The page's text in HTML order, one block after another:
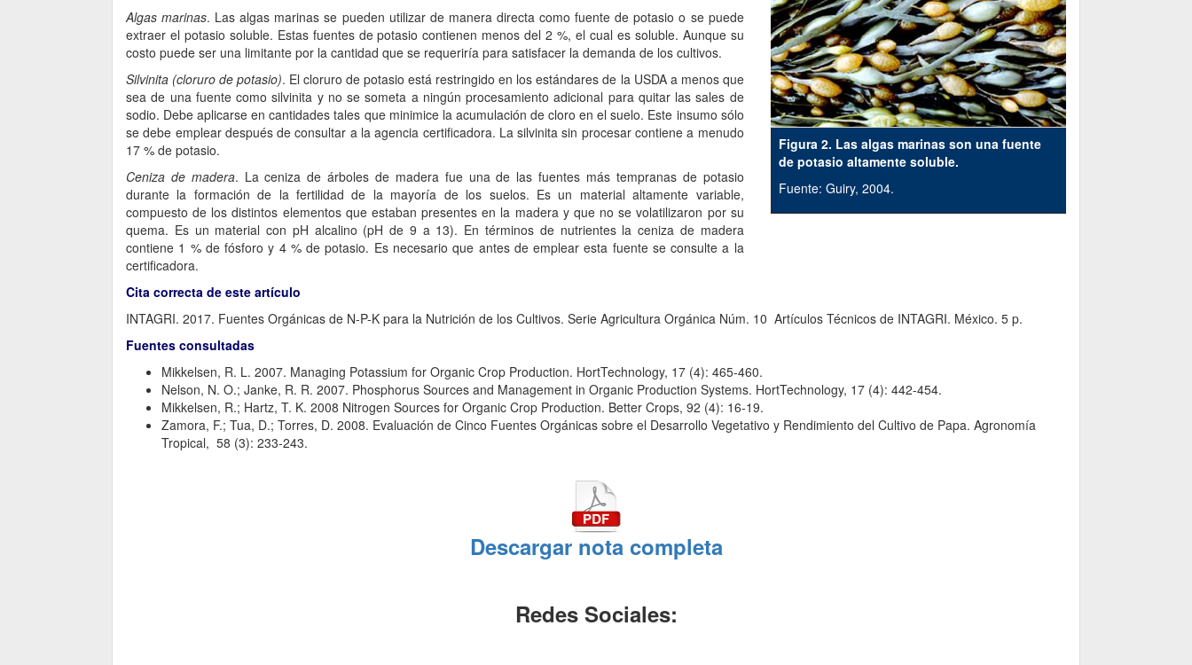
Algas marinas. Las algas marinas se pueden utilizar de manera directa como fuente de potasio o se puede
extraer el potasio soluble. Estas fuentes de potasio contienen menos del 2 %, el cual es soluble. Aunque su
costo puede ser una limitante por la cantidad que se requeriría para satisfacer la demanda de los cultivos.
Silvinita (cloruro de potasio). El cloruro de potasio está restringido en los estándares de la USDA a menos que
sea de una fuente como silvinita y no se someta a ningún procesamiento adicional para quitar las sales de
sodio. Debe aplicarse en cantidades tales que minimice la acumulación de cloro en el suelo. Este insumo sólo
se debe emplear después de consultar a la agencia certificadora. La silvinita sin procesar contiene a menudo
17 % de potasio.
Ceniza de madera. La ceniza de árboles de madera fue una de las fuentes más tempranas de potasio
durante la formación de la fertilidad de la mayoría de los suelos. Es un material altamente variable,
compuesto de los distintos elementos que estaban presentes en la madera y que no se volatilizaron por su
quema. Es un material con pH alcalino (pH de 9 a 13). En términos de nutrientes la ceniza de madera
contiene 1 % de fósforo y 4 % de potasio. Es necesario que antes de emplear esta fuente se consulte a la
certificadora.
Figura 2. Las algas marinas son una fuente
de potasio altamente soluble.
Fuente: Guiry, 2004.
Cita correcta de este artículo
INTAGRI. 2017. Fuentes Orgánicas de N-P-K para la Nutrición de los Cultivos. Serie Agricultura Orgánica Núm. 10 Artículos Técnicos de INTAGRI. México. 5 p.
Fuentes consultadas
Mikkelsen, R. L. 2007. Managing Potassium for Organic Crop Production. HortTechnology, 17 (4): 465-460.
Nelson, N. O.; Janke, R. R. 2007. Phosphorus Sources and Management in Organic Production Systems. HortTechnology, 17 (4): 442-454.
Mikkelsen, R.; Hartz, T. K. 2008 Nitrogen Sources for Organic Crop Production. Better Crops, 92 (4): 16-19.
Zamora, F.; Tua, D.; Torres, D. 2008. Evaluación de Cinco Fuentes Orgánicas sobre el Desarrollo Vegetativo y Rendimiento del Cultivo de Papa. Agronomía
Tropical, 58 (3): 233-243.
Descargar nota completa
Redes Sociales: